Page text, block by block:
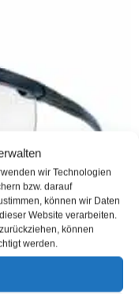
wir Technologien
bzw. darauf
können wir Daten
Website verarbeiten.
können
werden.